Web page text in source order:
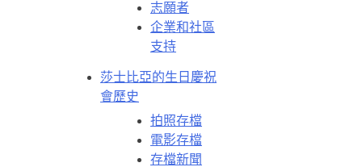
志願者
企業和社區
支持
莎士比亞的生日慶祝
會歷史
拍照存檔
電影存檔
存檔新聞